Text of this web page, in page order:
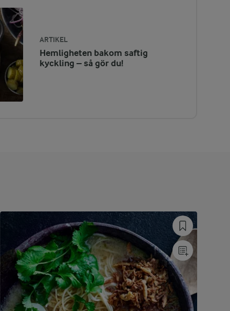
ARTIKEL
Hemligheten bakom saftig
kyckling – så gör du!